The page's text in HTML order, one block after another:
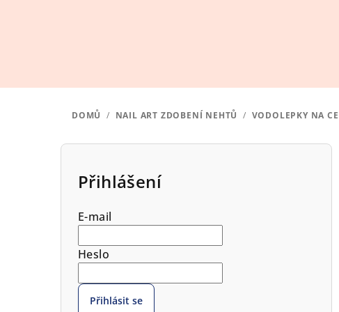
DOMŮ / NAIL ART ZDOBENÍ NEHTŮ / VODOLEPKY NA
P
Přihlášení
E-mail
Heslo
Přihlásit se